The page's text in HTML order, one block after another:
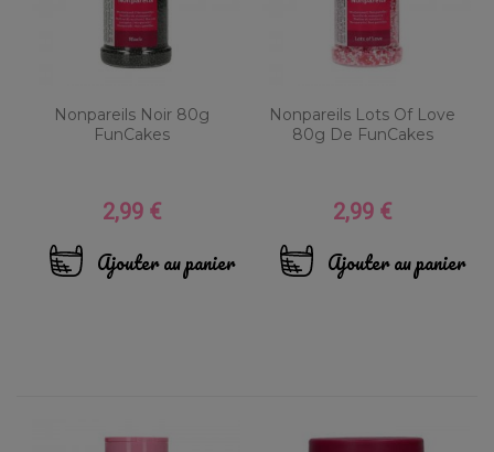
Nonpareils Noir 80g
FunCakes
Prix
2,99 €
Ajouter au panier
Nonpareils Lots Of Love
80g De FunCakes
Prix
2,99 €
Ajouter au panier